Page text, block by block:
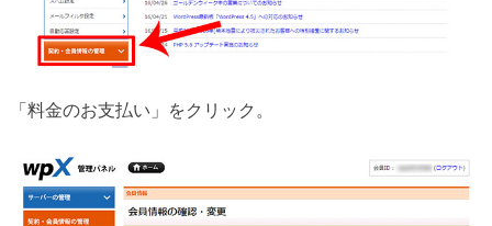
「料金のお支払い」をクリック。